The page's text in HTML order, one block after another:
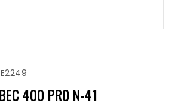
400 PRO N-41